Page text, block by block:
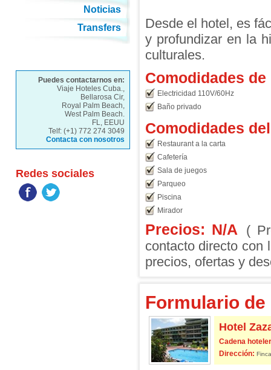
Desde el hotel, es
y profundizar en la
culturales.
Comodidades
Electricidad 110V/60Hz
Baño privado
Comodidades
Restaurant a la carta
Cafetería
Sala de juegos
Parqueo
Piscina
Mirador
Precios: N/A
(
contacto directo con
precios, ofertas y
Formulario
Hotel
Cadena
Dirección:
Noticias
Transfers
Puedes contactarnos en:
Viaje Hoteles Cuba.,
Bellarosa Cir,
Royal Palm Beach,
West Palm Beach.
FL, EEUU
Telf: (+1) 772 274 3049
Contacta con nosotros
Redes sociales